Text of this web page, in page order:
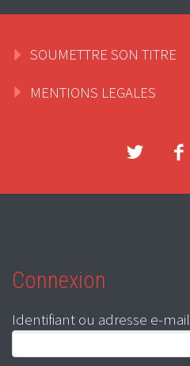
SOUMETTRE SON TITRE
MENTIONS LEGALES
Connexion
Identifiant ou adresse e-mail